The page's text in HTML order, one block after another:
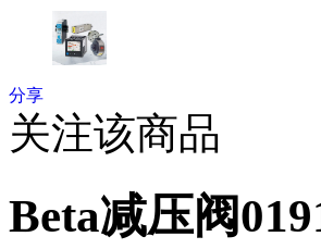
分享
关注该商品
Beta减压阀